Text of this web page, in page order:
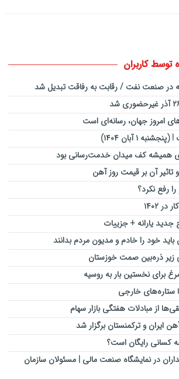
کاربران
در صنعت نفت / رقابت به رفاقت تبدیل شد
امروز جهان، رسانه‌ای است
۱ آبان ۱۴۰۴)
همیشه کف میدان خدمت‌رسانی بود
آن بر قیمت روز آهن
رفع نکرد؟
۱۴۰۲
یارانه + جزییات
خود را خادم و مدیون مردم بدانند
زیر ذره‌بین صمت خوزستان
ستاره‌های خارجی
و ترکمنستان برگزار شد
کسانی رایگان است؟
در نمایشگاه صنعت مالی | مسئولان سازمان